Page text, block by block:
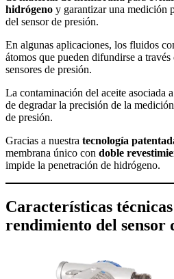
hidrógeno y garantizar una medición
del sensor de presión.
En algunas aplicaciones, los fluidos
átomos que pueden difundirse a
sensores de presión.
La contaminación del aceite asociada
de degradar la precisión de la
de presión.
Gracias a nuestra tecnología
membrana único con doble
impide la penetración de hidrógeno.
Características
rendimiento del sensor